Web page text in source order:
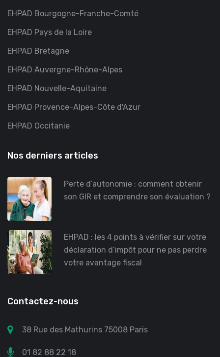
EHPAD Bourgogne-Franche-Comté
EHPAD Pays de la Loire
EHPAD Bretagne
EHPAD Auvergne-Rhône-Alpes
EHPAD Nouvelle-Aquitaine
EHPAD Provence-Alpes-Côte d'Azur
EHPAD Occitanie
Nos derniers articles
Perte d’autonomie : comment obtenir
son GIR et comprendre son évaluation ?
EHPAD : les 4 points à vérifier sur votre
déclaration d’impôt pour ne pas perdre
votre avantage fiscal
Contactez-nous
38 Rue des Mathurins 75008 Paris
01 82 88 22 18